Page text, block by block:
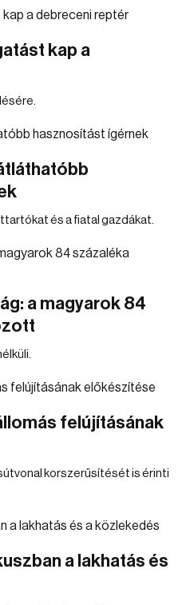
kap a
és a fiatal gazdákat.
a magyarok 84
felújításának
korszerűsítését is érinti
a lakhatás és